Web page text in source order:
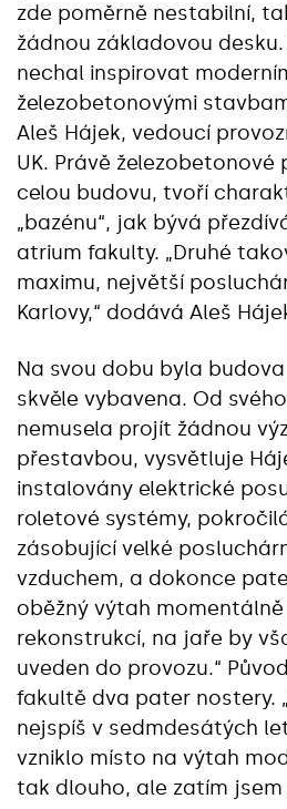
zde poměrně nestabilní,
žádnou základovou
nechal inspirovat
železobetonovými
Aleš Hájek, vedoucí
UK. Právě železobetonové
celou budovu, tvoří
„bazénu“, jak bývá
atrium fakulty. „Druhé
maximu, největší
Karlovy,“ dodává Aleš
Na svou dobu byla
skvěle vybavena. Od
nemusela projít žádnou
přestavbou, vysvětluje
instalovány elektrické
roletové systémy,
zásobující velké
vzduchem, a dokonce
oběžný výtah
rekonstrukcí, na jaře by
uveden do provozu.“
fakultě dva pater nostery.
nejspíš v sedmdesátých
vzniklo místo na výtah
tak dlouho, ale zatím jsem